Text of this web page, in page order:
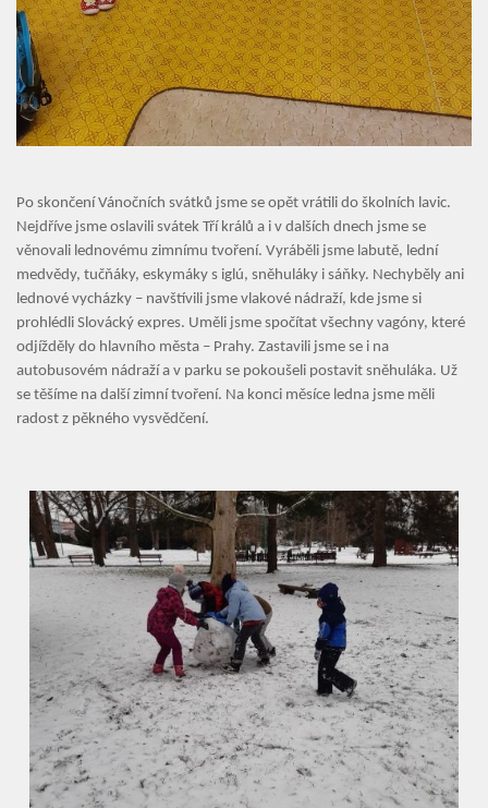
Základní škola
ZŠ speciální
Školní družina
Fotogalerie
Kalendář akcí
Aktuality
Kontakty
Vyhledávání na webu
Po skončení Vánočních svátků jsme se opět vrátili do školních lavic.
Nejdříve jsme oslavili svátek Tří králů a i v dalších dnech jsme se
věnovali lednovému zimnímu tvoření. Vyráběli jsme labutě, lední
medvědy, tučňáky, eskymáky s iglú, sněhuláky i sáňky. Nechyběly ani
lednové vycházky – navštívili jsme vlakové nádraží, kde jsme si
prohlédli Slovácký expres. Uměli jsme spočítat všechny vagóny, které
odjížděly do hlavního města – Prahy. Zastavili jsme se i na
autobusovém nádraží a v parku se pokoušeli postavit sněhuláka. Už
se těšíme na další zimní tvoření. Na konci měsíce ledna jsme měli
radost z pěkného vysvědčení.